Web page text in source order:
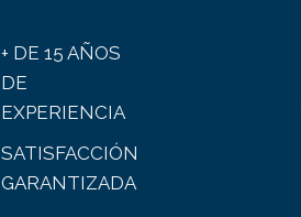
+ DE 15 AÑOS
DE
EXPERIENCIA
SATISFACCIÓN
GARANTIZADA